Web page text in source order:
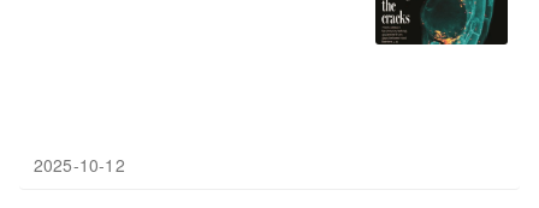
2025-10-12